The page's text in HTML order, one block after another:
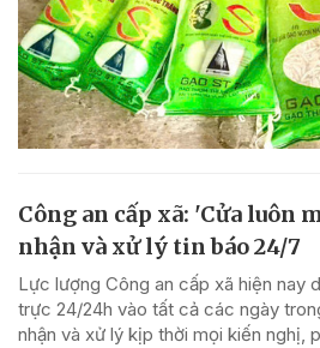
Công an cấp xã: 'Cửa luôn
nhận và xử lý tin báo 24/7
Lực lượng Công an cấp xã hiện nay
trực 24/24h vào tất cả các ngày
nhận và xử lý kịp thời mọi kiến nghị,